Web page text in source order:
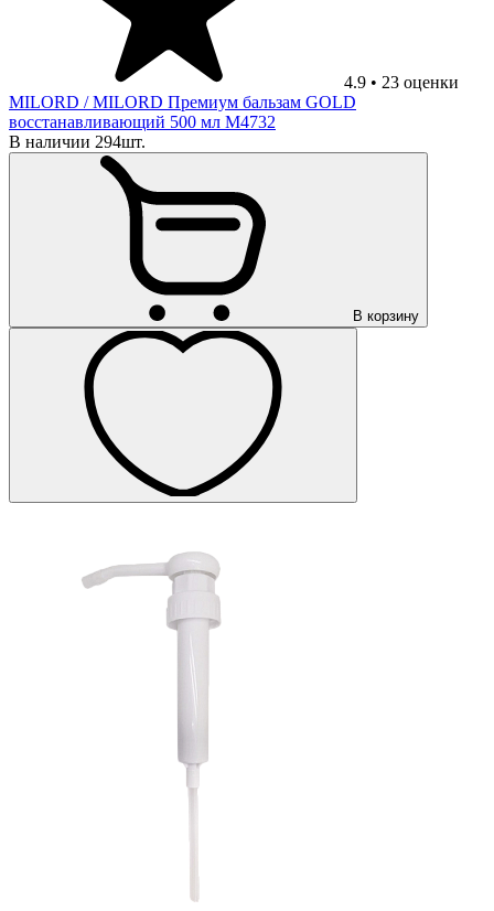
4.9 • 23 оценки
MILORD / MILORD Премиум бальзам GOLD
восстанавливающий 500 мл М4732
В наличии 294шт.
В корзину